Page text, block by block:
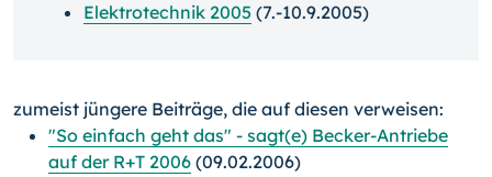
Elektrotechnik 2005 (7.-10.9.2005)
zumeist jüngere Beiträge, die auf diesen verweisen:
"So einfach geht das" - sagt(e) Becker-Antriebe
auf der R+T 2006 (09.02.2006)